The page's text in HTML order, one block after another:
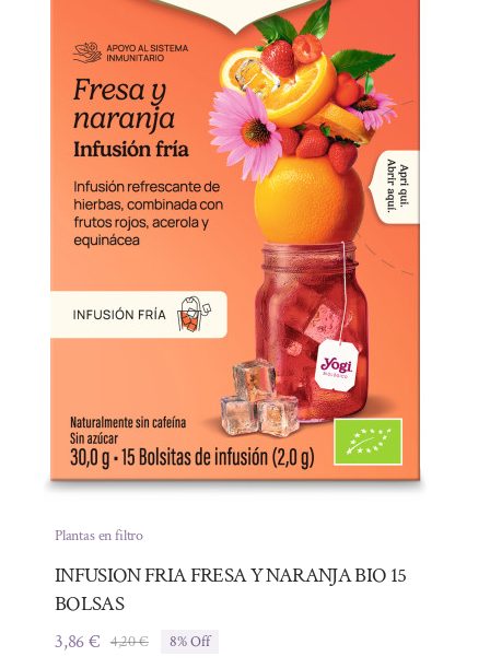
Plantas en filtro
INFUSION FRIA FRESA Y NARANJA BIO 15
BOLSAS
4,20€El
3,86€
El
8% Off